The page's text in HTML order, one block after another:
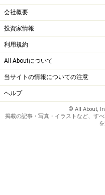
らないと、先が見えてし
な場の人間関係に揉まれ
できないという直感力も
「それきりデートみたい
期もあって、最近、週末
独ですねえ、確かに。孤
ルを見たりしますが、楽
から取り残されている
会社概要
投資家情報
利用規約
All Aboutについて
当サイトの情報についての注意
ヘルプ
© All About,
掲載の記事・写真・イラストなど、す